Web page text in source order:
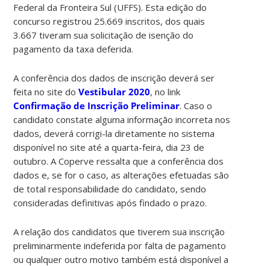
Federal da Fronteira Sul (UFFS). Esta edição do
concurso registrou 25.669 inscritos, dos quais
3.667 tiveram sua solicitação de isenção do
pagamento da taxa deferida.
A conferência dos dados de inscrição deverá ser
feita no site doVestibular 2020, no link
Confirmação de Inscrição Preliminar. Caso o
candidato constate alguma informação incorreta nos
dados, deverá corrigi-la diretamente no sistema
disponível no site até a quarta-feira, dia 23 de
outubro. A Coperve ressalta que a conferência dos
dados e, se for o caso, as alterações efetuadas são
de total responsabilidade do candidato, sendo
consideradas definitivas após findado o prazo.
A relação dos candidatos que tiverem sua inscrição
preliminarmente indeferida por falta de pagamento
ou qualquer outro motivo também está disponível a